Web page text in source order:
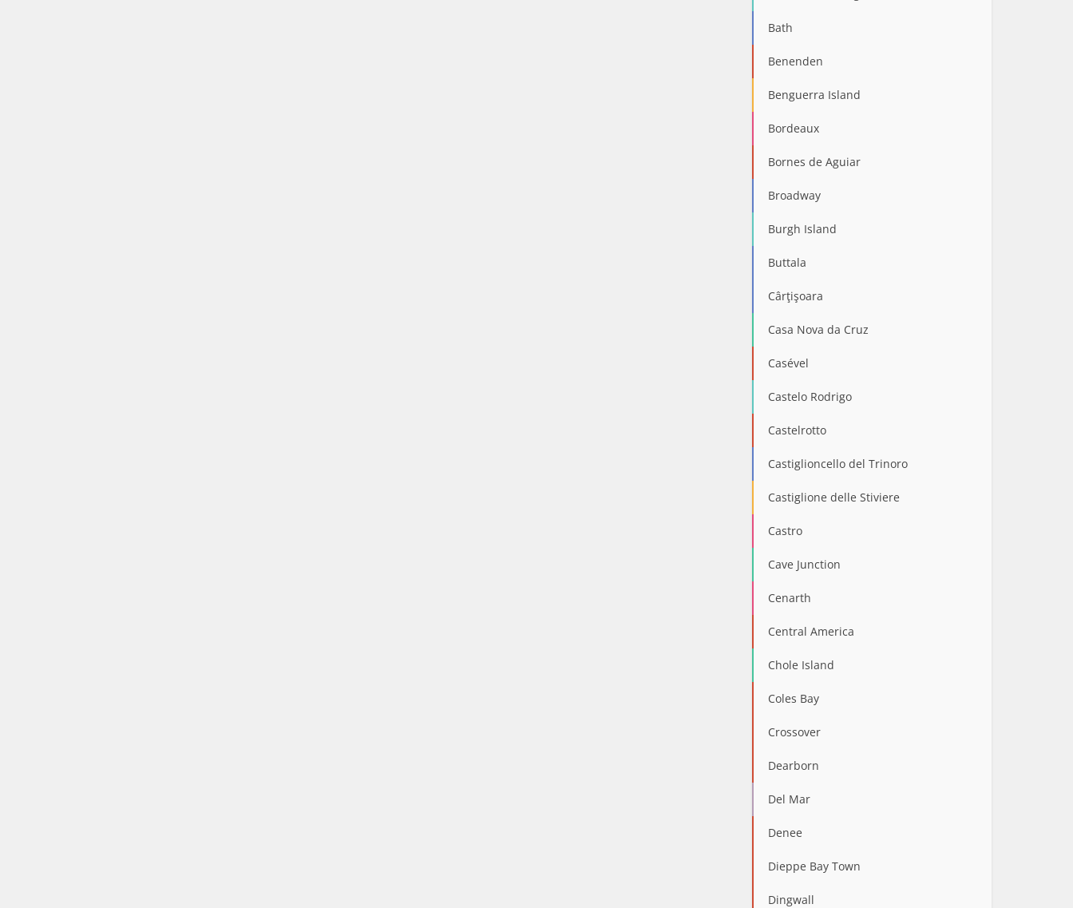
Bath
Benenden
Benguerra Island
Bordeaux
Bornes de Aguiar
Broadway
Burgh Island
Buttala
Cârţişoara
Casa Nova da Cruz
Casével
Castelo Rodrigo
Castelrotto
Castiglioncello del Trinoro
Castiglione delle Stiviere
Castro
Cave Junction
Cenarth
Central America
Chole Island
Coles Bay
Crossover
Dearborn
Del Mar
Denee
Dieppe Bay Town
Dingwall